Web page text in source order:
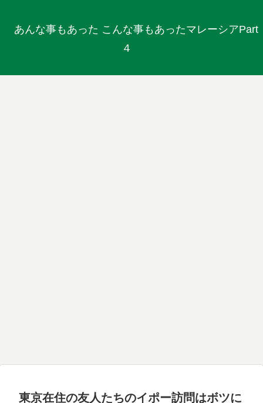
あんな事もあった こんな事もあったマレーシアPart
４
東京在住の友人たちのイポー訪問はボツに